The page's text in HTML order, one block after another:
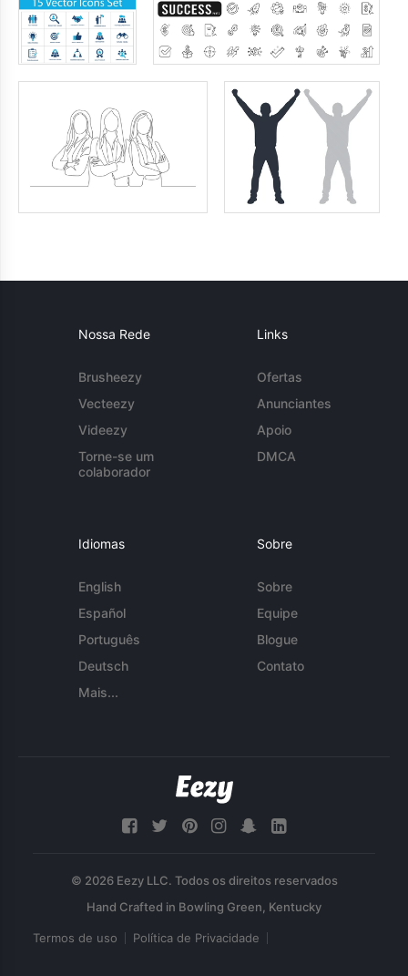
Nossa Rede
Brusheezy
Vecteezy
Videezy
Torne-se um
colaborador
Links
Ofertas
Anunciantes
Apoio
DMCA
Idiomas
English
Español
Português
Deutsch
Mais...
Sobre
Sobre
Equipe
Blogue
Contato
© 2026 Eezy LLC. Todos os direitos reservados
Termos de uso Política de Privacidade